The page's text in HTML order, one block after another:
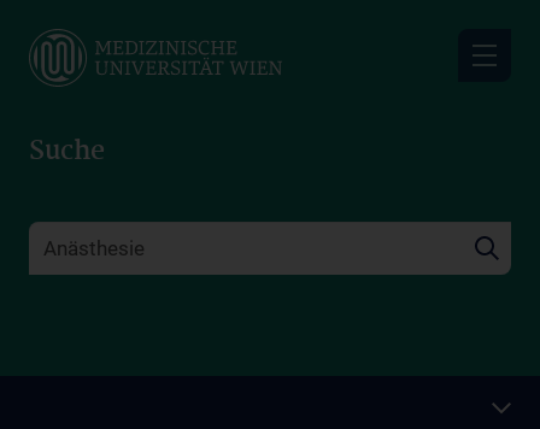
main
Suche